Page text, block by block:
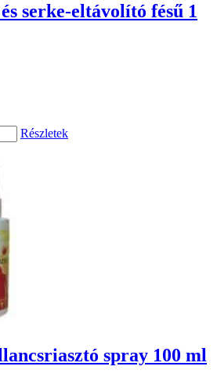
serke-eltávolító fésű 1
Részletek
spray 100 ml